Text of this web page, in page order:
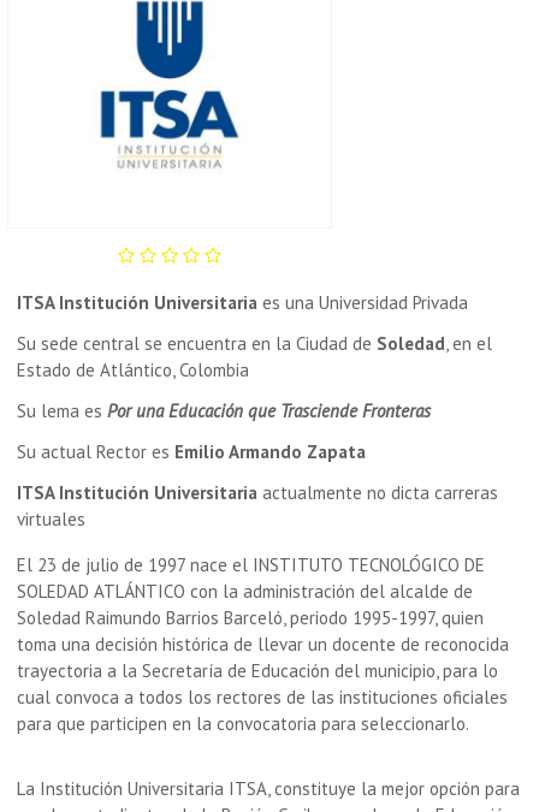
ITSA Institución Universitaria es una Universidad Privada
Su sede central se encuentra en la Ciudad de Soledad, en el
Estado de Atlántico, Colombia
Su lema es Por una Educación que Trasciende Fronteras
Su actual Rector es Emilio Armando Zapata
ITSA Institución Universitaria actualmente no dicta carreras
virtuales
El 23 de julio de 1997 nace el INSTITUTO TECNOLÓGICO DE
SOLEDAD ATLÁNTICO con la administración del alcalde de
Soledad Raimundo Barrios Barceló, periodo 1995-1997, quien
toma una decisión histórica de llevar un docente de reconocida
trayectoria a la Secretaría de Educación del municipio, para lo
cual convoca a todos los rectores de las instituciones oficiales
para que participen en la convocatoria para seleccionarlo.
La Institución Universitaria ITSA, constituye la mejor opción para